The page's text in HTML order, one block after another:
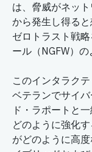
は、脅威がネッ
から発生し得る
ゼロトラスト戦
ール（NGFW）
このインタラク
ベテランでサイ
ド・ラポートと
どのように強化
がどのように高